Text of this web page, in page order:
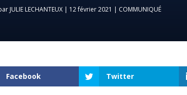
JULIE LECHANTEUX | 12 février 2021 | COMMUNIQUÉ
Facebook Twitter